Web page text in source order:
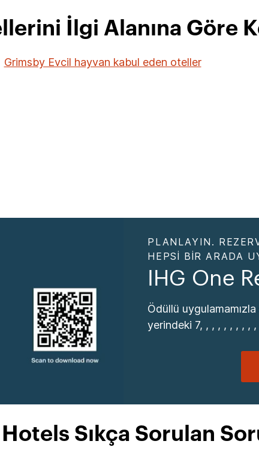
İlgi Alanına Göre
Grimsby Evcil hayvan kabul eden oteller
PLANLAYIN.
HEPSI BIR ARADA
IHG One
Ödüllü
yerindeki 7, , , , , , , , ,
Sıkça Sorulan